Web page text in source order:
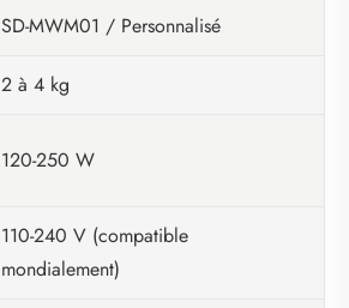
SD-MWM01 / Personnalisé
2 à 4 kg
120-250 W
110-240 V (compatible
mondialement)